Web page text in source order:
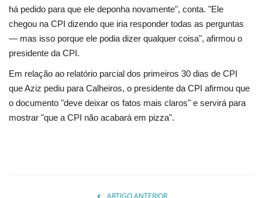
há pedido para que ele deponha novamente", conta. "Ele
chegou na CPI dizendo que iria responder todas as perguntas
— mas isso porque ele podia dizer qualquer coisa", afirmou o
presidente da CPI.
Em relação ao relatório parcial dos primeiros 30 dias de CPI
que Aziz pediu para Calheiros, o presidente da CPI afirmou que
o documento "deve deixar os fatos mais claros" e servirá para
mostrar "que a CPI não acabará em pizza".
ARTIGO ANTERIOR